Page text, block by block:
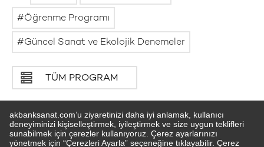
Öğrenme Programı
Güncel Sanat ve Ekolojik Denemeler
TÜM PROGRAM